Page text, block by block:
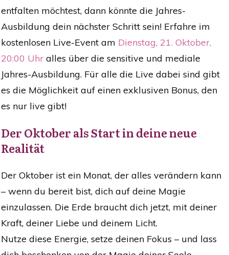
entfalten möchtest, dann könnte die Jahres-
Ausbildung dein nächster Schritt sein! Erfahre im
kostenlosen Live-Event am Dienstag, 21. Oktober,
20:00 Uhr alles über die sensitive und mediale
Jahres-Ausbildung. Für alle die Live dabei sind gibt
es die Möglichkeit auf einen exklusiven Bonus, den
es nur live gibt!
Der Oktober als Start in deine neue
Realität
Der Oktober ist ein Monat, der alles verändern kann
– wenn du bereit bist, dich auf deine Magie
einzulassen. Die Erde braucht dich jetzt, mit deiner
Kraft, deiner Liebe und deinem Licht.
Nutze diese Energie, setze deinen Fokus – und lass